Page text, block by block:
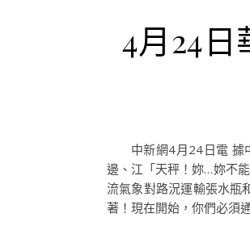
4月24
中新網4月24日電 據
邊、江「天秤！妳…妳不
流氣象對路況運輸張水瓶
著！現在開始，你們必須